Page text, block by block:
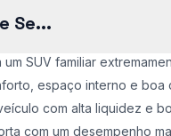
Se...
um SUV familiar
espaço interno e
com alta liquidez e
com um desempenho